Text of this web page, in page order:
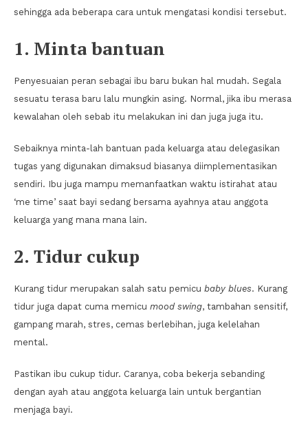
sehingga ada beberapa cara untuk mengatasi kondisi tersebut.
1. Minta bantuan
Penyesuaian peran sebagai ibu baru bukan hal mudah. Segala
sesuatu terasa baru lalu mungkin asing. Normal, jika ibu merasa
kewalahan oleh sebab itu melakukan ini dan juga juga itu.
Sebaiknya minta-lah bantuan pada keluarga atau delegasikan
tugas yang digunakan dimaksud biasanya diimplementasikan
sendiri. Ibu juga mampu memanfaatkan waktu istirahat atau
‘me time’ saat bayi sedang bersama ayahnya atau anggota
keluarga yang mana mana lain.
2. Tidur cukup
Kurang tidur merupakan salah satu pemicu baby blues. Kurang
tidur juga dapat cuma memicu mood swing, tambahan sensitif,
gampang marah, stres, cemas berlebihan, juga kelelahan
mental.
Pastikan ibu cukup tidur. Caranya, coba bekerja sebanding
dengan ayah atau anggota keluarga lain untuk bergantian
menjaga bayi.